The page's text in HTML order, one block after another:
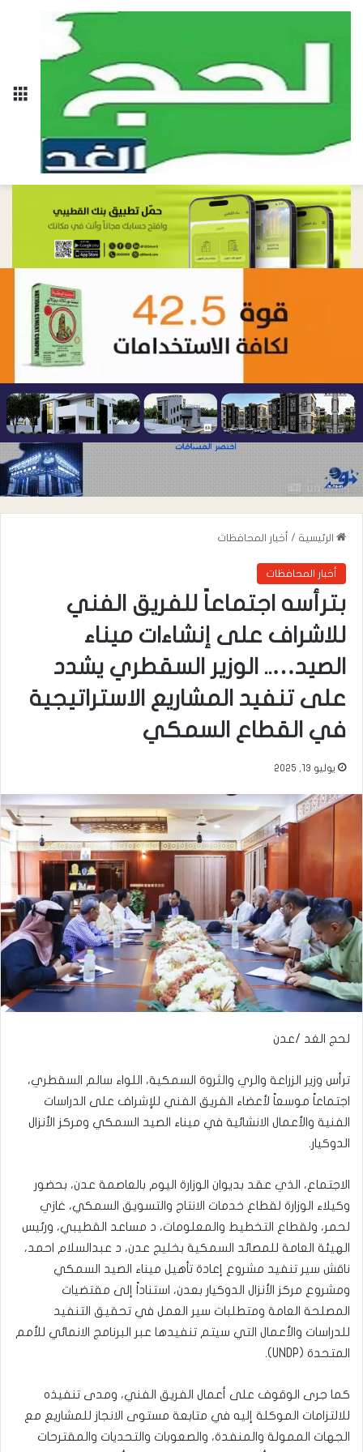
الرئيسية / أخبار المحافظات
أخبار المحافظات
بترأسه اجتماعاً للفريق الفني
للاشراف على إنشاءات ميناء
الصيد….. الوزير السقطري يشدد
على تنفيد المشاريع الاستراتيجية
في القطاع السمكي
يوليو 13, 2025
لحج الغد /عدن
ترأس وزير الزراعة والري والثروة السمكية، اللواء سالم السقطري،
اجتماعاً موسعاً لأعضاء الفريق الفني للإشراف على الدراسات
الفنية والأعمال الانشائية في ميناء الصيد السمكي ومركز الأنزال
الدوكيار.
الاجتماع، الذي عقد بديوان الوزارة اليوم بالعاصمة عدن، بحضور
وكيلاء الوزارة لقطاع خدمات الانتاج والتسويق السمكي، غازي
لحمر، ولقطاع التخطيط والمعلومات، د مساعد القطيبي، ورئيس
الهيئة العامة للمصائد السمكية بخليج عدن، د عبدالسلام احمد،
ناقش سير تنفيد مشروع إعادة تأهيل ميناء الصيد السمكي
ومشروع مركز الأنزال الدوكيار بعدن، استناداً إلى مقتضيات
المصلحة العامة ومتطلبات سير العمل في تحقيق التنفيد
للدراسات والأعمال التي سيتم تنفيدها عبر البرنامج الانمائي للأمم
المتحدة (UNDP).
كما جرى الوقوف على أعمال الفريق الفني، ومدى تنفيذه
للالتزامات الموكلة إليه في متابعة مستوى الانجاز للمشاريع مع
الجهات الممولة والمنفدة، والصعوبات والتحديات والمقترحات